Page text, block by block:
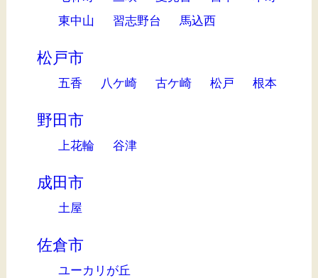
東中山
習志野台 馬込西
松戸市
五香 八ケ崎 古ケ崎 松戸 根本
野田市
上花輪 谷津
成田市
土屋
佐倉市
ユーカリが丘